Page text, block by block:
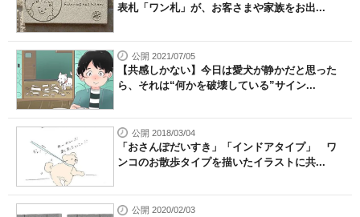
表札「ワン札」が、お客さまや家族をお出...
公開 2021/07/05
【共感しかない】今日は愛犬が静かだと思った
ら、それは“何かを破壊している”サイン...
公開 2018/03/04
「おさんぽだいすき」「インドアタイプ」 ワ
ンコのお散歩タイプを描いたイラストに共...
公開 2020/02/03